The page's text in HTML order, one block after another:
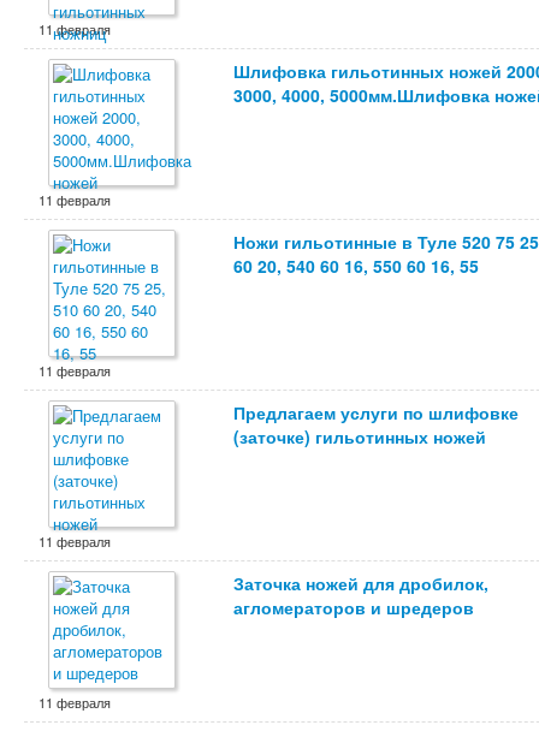
11 февраля
Шлифовка гильотинных ножей
3000, 4000, 5000мм.Шлифовка
11 февраля
Ножи гильотинные в Туле 520 75
60 20, 540 60 16, 550 60 16, 55
11 февраля
Предлагаем услуги по шлифовке
(заточке) гильотинных ножей
11 февраля
Заточка ножей для дробилок,
агломераторов и шредеров
11 февраля